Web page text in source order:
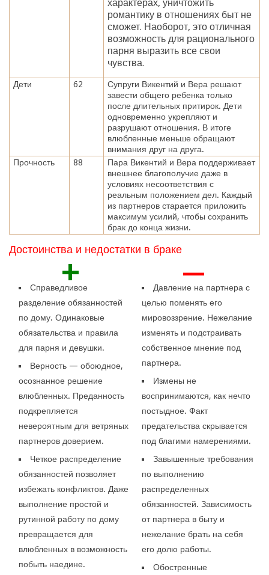
характерах, уничтожить
романтику в отношениях быт не
сможет. Наоборот, это отличная
возможность для рационального
парня выразить все свои
чувства.
Дети 62
Супруги Викентий и Вера решают
завести общего ребенка только
после длительных притирок. Дети
одновременно укрепляют и
разрушают отношения. В итоге
влюбленные меньше обращают
внимания друг на друга.
Прочность
88
Пара Викентий и Вера поддерживает
внешнее благополучие даже в
условиях несоответствия с
реальным положением дел. Каждый
из партнеров старается приложить
максимум усилий, чтобы сохранить
брак до конца жизни.
Достоинства и недостатки в браке
+
Справедливое
разделение обязанностей
по дому. Одинаковые
обязательства и правила
для парня и девушки.
Верность — обоюдное,
осознанное решение
влюбленных. Преданность
подкрепляется
невероятным для ветряных
партнеров доверием.
Четкое распределение
обязанностей позволяет
избежать конфликтов. Даже
выполнение простой и
рутинной работу по дому
превращается для
влюбленных в возможность
побыть наедине.
—
Давление на партнера с
целью поменять его
мировоззрение. Нежелание
изменять и подстраивать
собственное мнение под
партнера.
Измены не
воспринимаются, как нечто
постыдное. Факт
предательства скрывается
под благими намерениями.
Завышенные требования
по выполнению
распределенных
обязанностей. Зависимость
от партнера в быту и
нежелание брать на себя
его долю работы.
Обостренные